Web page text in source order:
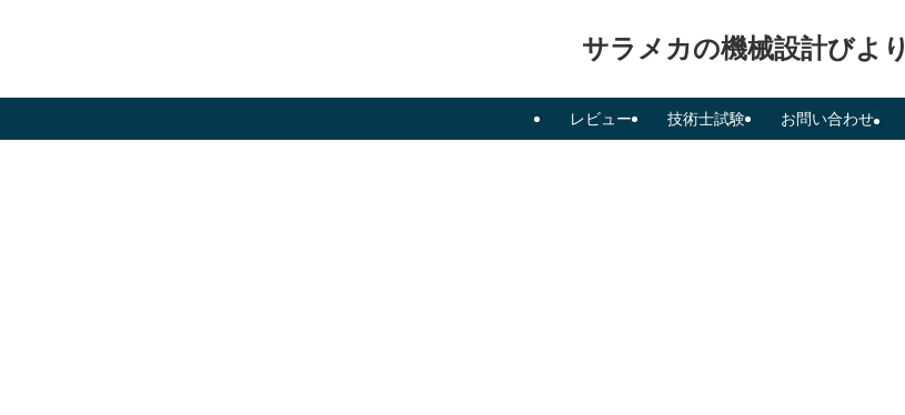
サラメカの機械設計びより
レビュー 技術士試験 お問い合わせ